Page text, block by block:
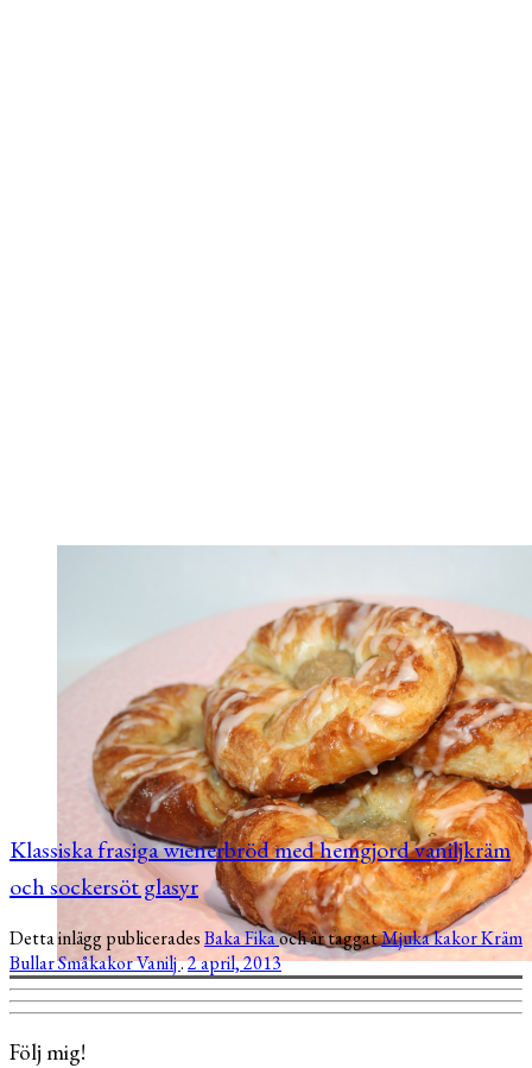
Klassiska frasiga wienerbröd med hemgjord vaniljkräm
och sockersöt glasyr
Detta inlägg publiceradesBakaFikaoch är taggatMjuka kakorKräm
BullarSmåkakorVanilj.2 april, 2013
Följ mig!